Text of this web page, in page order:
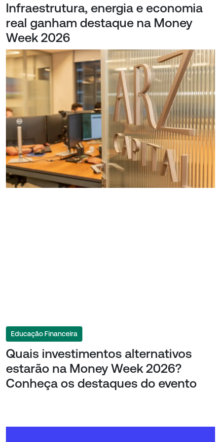
Infraestrutura, energia e economia
real ganham destaque na Money
Week 2026
Educação Financeira
Quais investimentos alternativos
estarão na Money Week 2026?
Conheça os destaques do evento